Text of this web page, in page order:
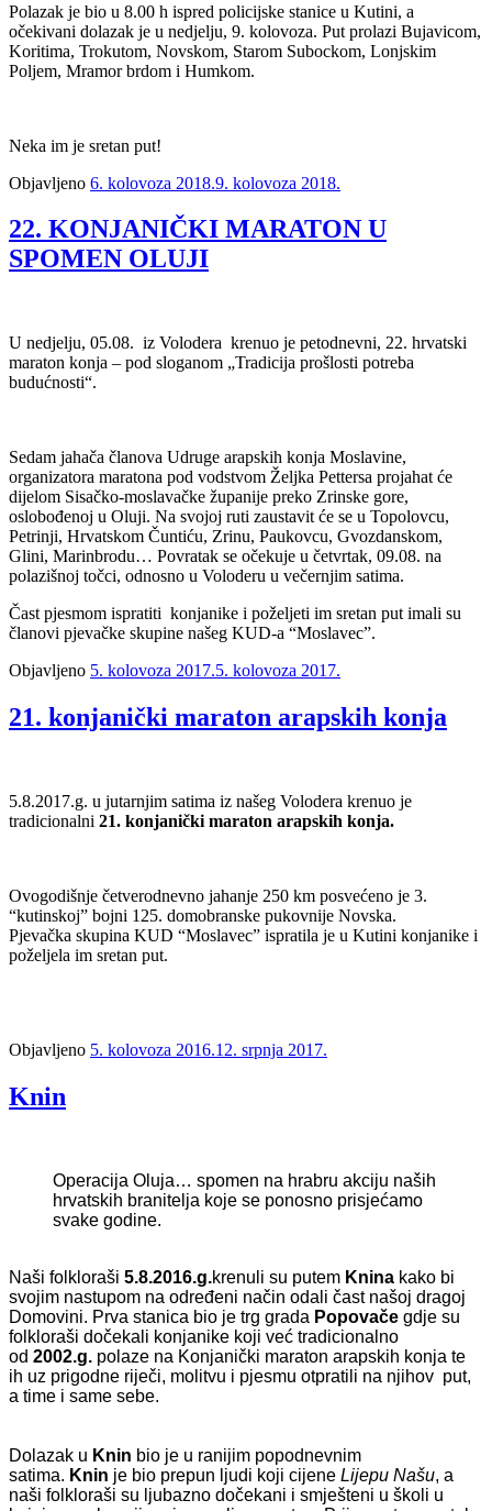
Polazak je bio u 8.00 h ispred policijske stanice u Kutini, a
očekivani dolazak je u nedjelju, 9. kolovoza. Put prolazi Bujavicom,
Koritima, Trokutom, Novskom, Starom Subockom, Lonjskim
Poljem, Mramor brdom i Humkom.
Neka im je sretan put!
Objavljeno 6. kolovoza 2018.9. kolovoza 2018.
22. KONJANIČKI MARATON U
SPOMEN OLUJI
U nedjelju, 05.08. iz Volodera krenuo je petodnevni, 22. hrvatski
maraton konja – pod sloganom „Tradicija prošlosti potreba
budućnosti“.
Sedam jahača članova Udruge arapskih konja Moslavine,
organizatora maratona pod vodstvom Željka Pettersa projahat će
dijelom Sisačko-moslavačke županije preko Zrinske gore,
oslobođenoj u Oluji. Na svojoj ruti zaustavit će se u Topolovcu,
Petrinji, Hrvatskom Čuntiću, Zrinu, Paukovcu, Gvozdanskom,
Glini, Marinbrodu… Povratak se očekuje u četvrtak, 09.08. na
polazišnoj točci, odnosno u Voloderu u večernjim satima.
Čast pjesmom ispratiti konjanike i poželjeti im sretan put imali su
članovi pjevačke skupine našeg KUD-a “Moslavec”.
Objavljeno 5. kolovoza 2017.5. kolovoza 2017.
21. konjanički maraton arapskih konja
5.8.2017.g. u jutarnjim satima iz našeg Volodera krenuo je
tradicionalni 21. konjanički maraton arapskih konja.
Ovogodišnje četverodnevno jahanje 250 km posvećeno je 3.
“kutinskoj” bojni 125. domobranske pukovnije Novska.
Pjevačka skupina KUD “Moslavec” ispratila je u Kutini konjanike i
poželjela im sretan put.
Objavljeno 5. kolovoza 2016.12. srpnja 2017.
Knin
Operacija Oluja… spomen na hrabru akciju naših
hrvatskih branitelja koje se ponosno prisjećamo
svake godine.
Naši folkloraši 5.8.2016.g.krenuli su putem Knina kako bi
svojim nastupom na određeni način odali čast našoj dragoj
Domovini. Prva stanica bio je trg grada Popovače gdje su
folkloraši dočekali konjanike koji već tradicionalno
od 2002.g. polaze na Konjanički maraton arapskih konja te
ih uz prigodne riječi, molitvu i pjesmu otpratili na njihov put,
a time i same sebe.
Dolazak u Knin bio je u ranijim popodnevnim
satima. Knin je bio prepun ljudi koji cijene Lijepu Našu, a
naši folkloraši su ljubazno dočekani i smješteni u školi u